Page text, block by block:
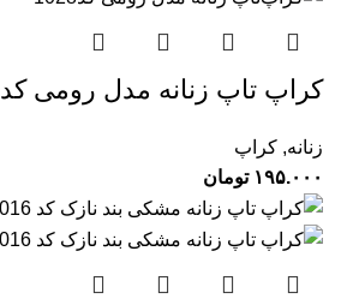
کراپ‌ تاپ زنانه مدل رومی کد 1028
زنانه, کراپ
۱۹۵.۰۰۰ تومان